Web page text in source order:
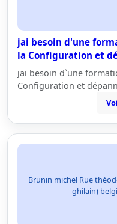
jai besoin d'une
la Configuration et
jai besoin d`une
Configuration et
Brunin michel Rue
ghilain)